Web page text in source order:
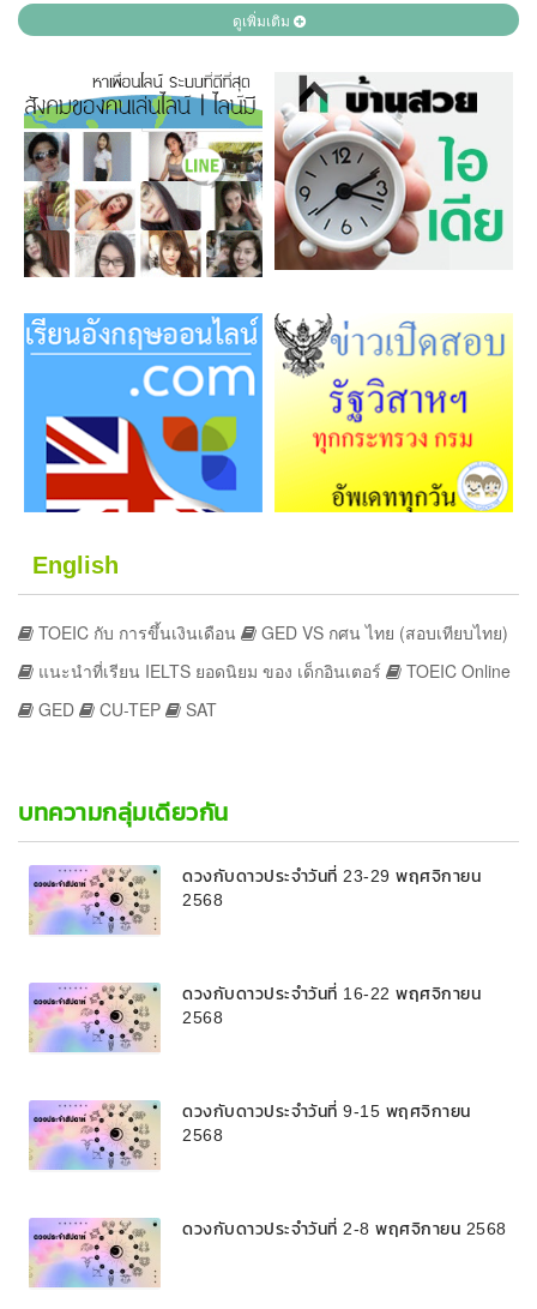
ดูเพิ่มเติม
English
TOEIC กับ การขึ้นเงินเดือน
GED VS กศน ไทย (สอบเทียบไทย)
แนะนำที่เรียน IELTS ยอดนิยม ของ เด็กอินเตอร์
TOEIC Online
GED
CU-TEP SAT
บทความกลุ่มเดียวกัน
ดวงกับดาวประจำวันที่ 23-29 พฤศจิกายน
2568
ดวงกับดาวประจำวันที่ 16-22 พฤศจิกายน
2568
ดวงกับดาวประจำวันที่ 9-15 พฤศจิกายน
2568
ดวงกับดาวประจำวันที่ 2-8 พฤศจิกายน 2568